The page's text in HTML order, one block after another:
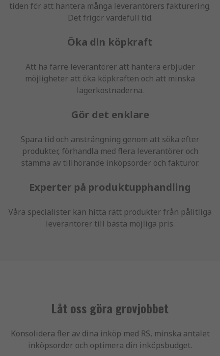
tiden för att hantera många leverantörers fakturering.
Det frigör värdefull tid.
Öka din köpkraft
Att ha färre leverantörer att hantera erbjuder
möjligheter att öka köpkraften och att minska
lagerkostnaderna.
Gör det enklare
Spara tid och ansträngning genom att söka efter
produkter, förhandla med flera leverantörer och
stämma av tillhörande inköpsorder och fakturor.
Experter på produktupphandling
Våra specialister kan hitta rätt produkter från pålitliga
leverantörer till bästa möjliga pris.
Låt oss göra grovjobbet
Konsolidera fler av dina inköp med RS, minska antalet
inköpsorder och optimera din inköpsbudget.